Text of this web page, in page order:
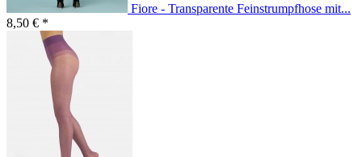
Fiore - Transparente Feinstrumpfhose mit...
8,50 € *